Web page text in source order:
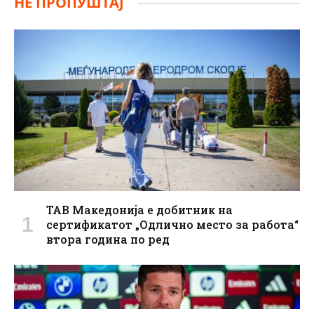
ТАВ Македонија е добитник на
сертификатот „Одлично место за работа“
втора година по ред